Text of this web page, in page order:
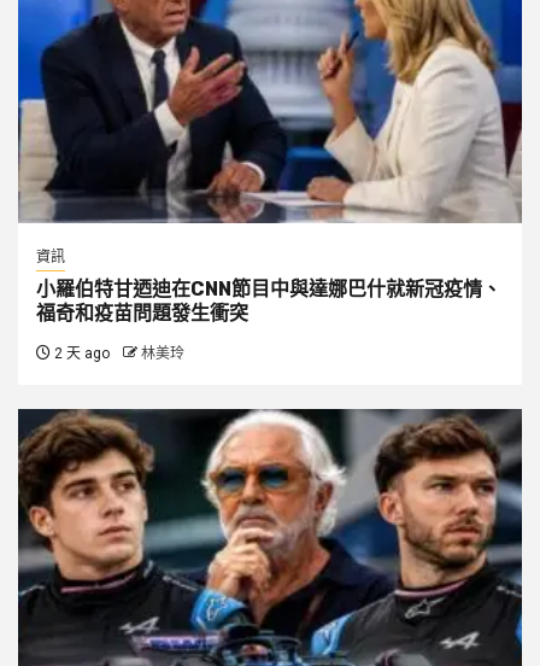
資訊
小羅伯特甘迺迪在CNN節目中與達娜巴什就新冠疫情、
福奇和疫苗問題發生衝突
2 天 ago 林美玲